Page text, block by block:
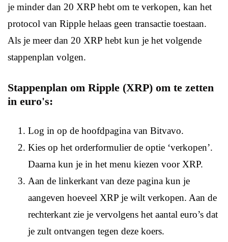
je minder dan 20 XRP hebt om te verkopen, kan het
protocol van Ripple helaas geen transactie toestaan.
Als je meer dan 20 XRP hebt kun je het volgende
stappenplan volgen.
Stappenplan om Ripple (XRP) om te zetten
in euro's:
Log in op de hoofdpagina van Bitvavo.
Kies op het orderformulier de optie ‘verkopen’.
Daarna kun je in het menu kiezen voor XRP.
Aan de linkerkant van deze pagina kun je
aangeven hoeveel XRP je wilt verkopen. Aan de
rechterkant zie je vervolgens het aantal euro’s dat
je zult ontvangen tegen deze koers.